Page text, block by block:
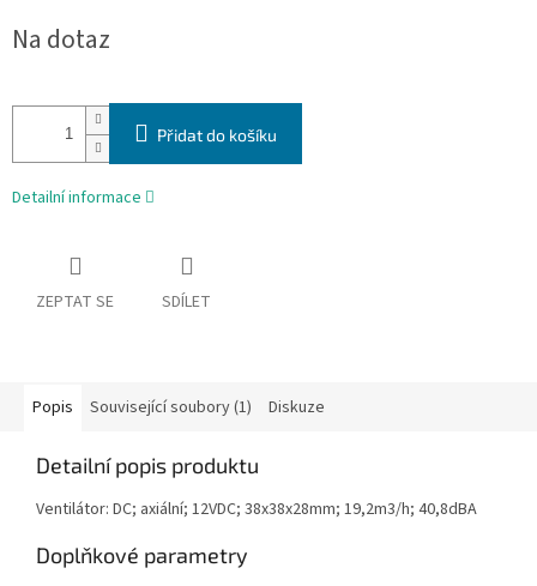
cena:
Na dotaz
Přidat do košíku
Detailní informace
ZEPTAT SE SDÍLET
Popis Související soubory (1) Diskuze
Detailní popis produktu
Ventilátor: DC; axiální; 12VDC; 38x38x28mm; 19,2m3/h; 40,8dBA
Doplňkové parametry